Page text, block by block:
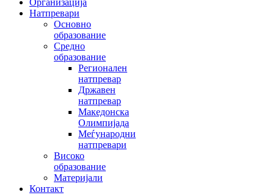
Организација
Натпревари
Основно
образование
Средно
образование
Регионален
натпревар
Државен
натпревар
Македонска
Олимпијада
Меѓународни
натпревари
Високо
образование
Материјали
Контакт